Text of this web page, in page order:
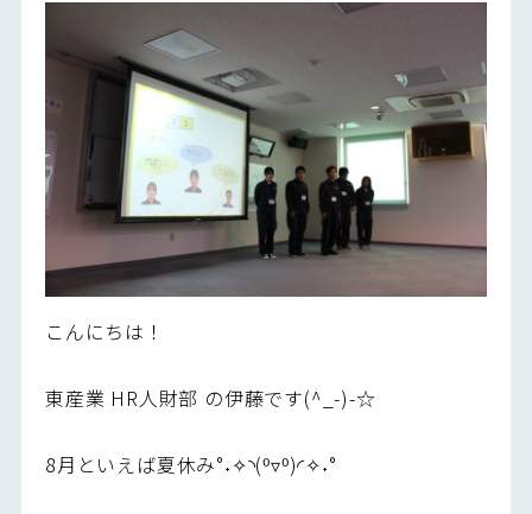
こんにちは！
東産業 HR人財部 の伊藤です(^_-)-☆
8月といえば夏休み°˖✧◝(⁰▿⁰)◜✧˖°